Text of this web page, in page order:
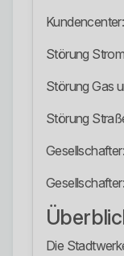
Störung
Störung Gas
Störung
Die